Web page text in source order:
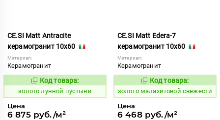
CE.SI Matt Antracite
керамогранит 10x60
Материал:
Керамогранит
521950
Код товара:
золото лунной пустыни
Цена
6 875 руб./м²
CE.SI Matt Edera-7
керамогранит 10x60
Материал:
Керамогранит
522208
Код товара:
золото малахитовой свежести
Цена
6 468 руб./м²